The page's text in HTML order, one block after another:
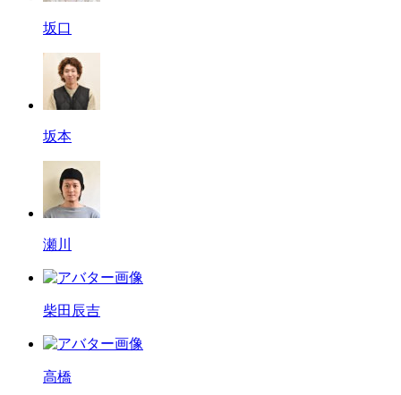
坂口
坂本
瀬川
柴田辰吉
高橋